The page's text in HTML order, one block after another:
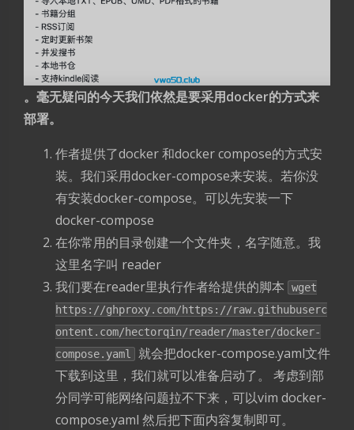
。毫无疑问的今天我们依然是要采用docker的方式来
部署。
作者提供了docker 和docker compose的方式安
装。我们采用docker-compose来安装。若你没
有安装docker-compose。可以先安装一下
docker-compose
在你常用的目录创建一个文件夹，名字随意。我
这里名字叫 reader
我们要在reader里执行作者给提供的脚本
wget
https://ghproxy.com/https://raw.githubuserc
ontent.com/hectorqin/reader/master/docker-
compose.yaml
就会把docker-compose.yaml文件
下载到这里，我们就可以准备启动了。 考虑到部
分同学可能网络问题拉不下来，可以vim docker-
compose.yaml 然后把下面内容复制即可。